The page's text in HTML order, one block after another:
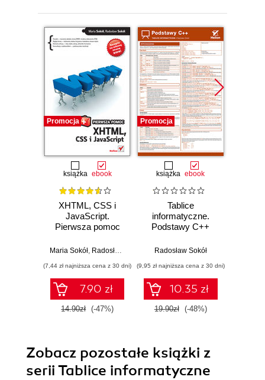
Promocja
książka ebook
XHTML, CSS i
JavaScript.
Pierwsza pomoc
Maria Sokół Radosław Sokół
(7,44 zł najniższa cena z 30 dni)
7.90 zł
14.90zł (-47%)
Promocja
książka ebook
Tablice
informatyczne.
Podstawy C++
Radosław Sokół
(9,95 zł najniższa cena z 30 dni)
10.35 zł
19.90zł (-48%)
Zobacz pozostałe książki z
serii Tablice informatyczne